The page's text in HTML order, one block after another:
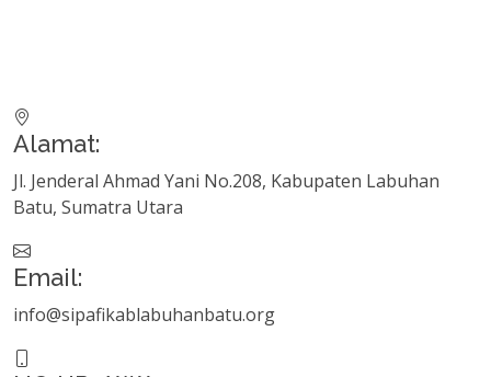
Alamat:
Jl. Jenderal Ahmad Yani No.208, Kabupaten Labuhan
Batu, Sumatra Utara
Email:
info@sipafikablabuhanbatu.org